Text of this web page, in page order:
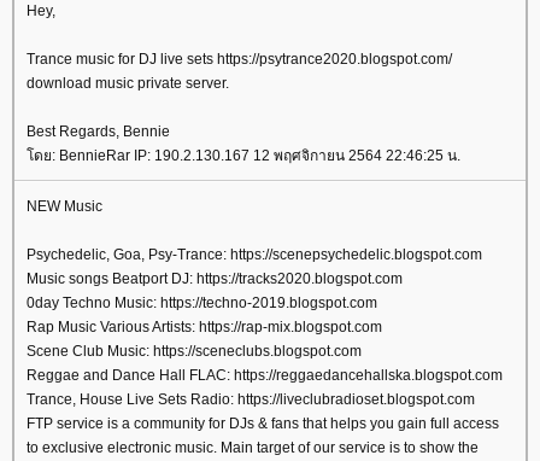
Hey,
Trance music for DJ live sets https://psytrance2020.blogspot.com/
download music private server.
Best Regards, Bennie
ดย: BennieRar IP: 190.2.130.167 12 พฤศจิกายน 2564 22:46:25 น.
NEW Music
Psychedelic, Goa, Psy-Trance: https://scenepsychedelic.blogspot.com
Music songs Beatport DJ: https://tracks2020.blogspot.com
0day Techno Music: https://techno-2019.blogspot.com
Rap Music Various Artists: https://rap-mix.blogspot.com
Scene Club Music: https://sceneclubs.blogspot.com
Reggae and Dance Hall FLAC: https://reggaedancehallska.blogspot.com
Trance, House Live Sets Radio: https://liveclubradioset.blogspot.com
FTP service is a community for DJs & fans that helps you gain full access
to exclusive electronic music. Main target of our service is to show the